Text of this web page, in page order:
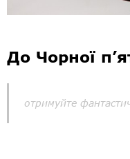
До Чорної
отримуйте